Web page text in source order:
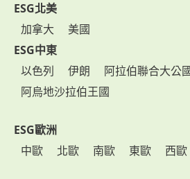
ESG北美
加拿大
美國
ESG中東
以色列
伊朗
阿拉伯聯合大公
阿烏地沙拉伯王國
ESG歐洲
中歐
北歐 南歐 東歐 西歐